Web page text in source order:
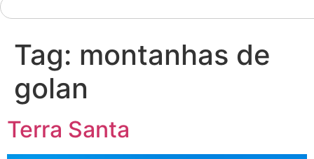
Tag: montanhas de
golan
Terra Santa